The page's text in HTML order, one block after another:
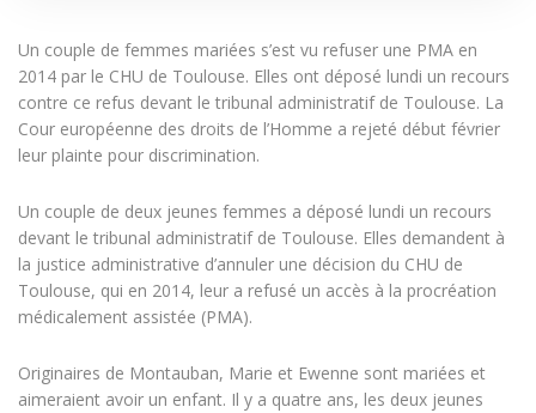
Un couple de femmes mariées s’est vu refuser une PMA en
2014 par le CHU de Toulouse. Elles ont déposé lundi un recours
contre ce refus devant le tribunal administratif de Toulouse. La
Cour européenne des droits de l’Homme a rejeté début février
leur plainte pour discrimination.
Un couple de deux jeunes femmes a déposé lundi un recours
devant le tribunal administratif de Toulouse. Elles demandent à
la justice administrative d’annuler une décision du CHU de
Toulouse, qui en 2014, leur a refusé un accès à la procréation
médicalement assistée (PMA).
Originaires de Montauban, Marie et Ewenne sont mariées et
aimeraient avoir un enfant. Il y a quatre ans, les deux jeunes